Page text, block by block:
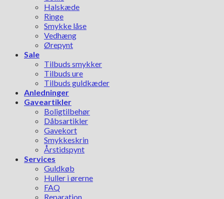
Halskæde
Ringe
Smykke låse
Vedhæng
Ørepynt
Sale
Tilbuds smykker
Tilbuds ure
Tilbuds guldkæder
Anledninger
Gaveartikler
Boligtilbehør
Dåbsartikler
Gavekort
Smykkeskrin
Årstidspynt
Services
Guldkøb
Huller i ørerne
FAQ
Reparation